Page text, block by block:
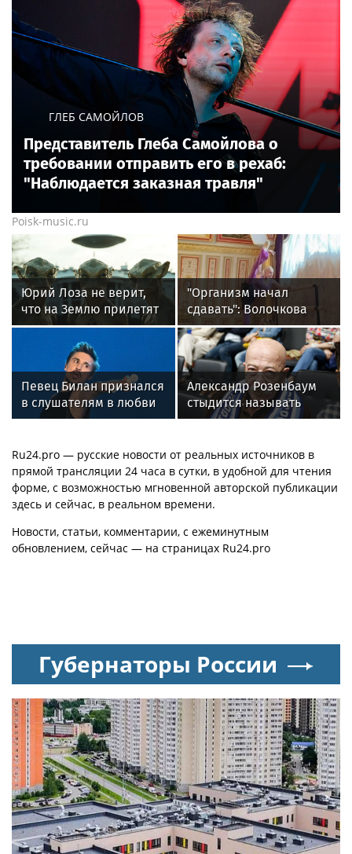
ГЛЕБ САМОЙЛОВ
Представитель Глеба Самойлова о
требовании отправить его в рехаб:
"Наблюдается заказная травля"
Poisk-music.ru
Юрий Лоза не верит,
что на Землю прилетят
инопланетяне
"Организм начал
сдавать": Волочкова
раскрыла причину
отсутствия фотографий
со шпагатами
Певец Билан признался
в слушателям в любви
после критики
Александр Розенбаум
стыдится называть
себя звездой
Ru24.pro — русские новости от реальных источников в
прямой трансляции 24 часа в сутки, в удобной для чтения
форме, с возможностью мгновенной авторской публикации
здесь и сейчас, в реальном времени.
Новости, статьи, комментарии, с ежеминутным
обновлением, сейчас — на страницах Ru24.pro
Губернаторы России